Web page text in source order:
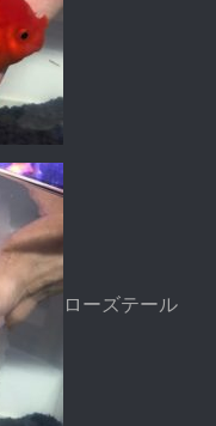
ローズテール